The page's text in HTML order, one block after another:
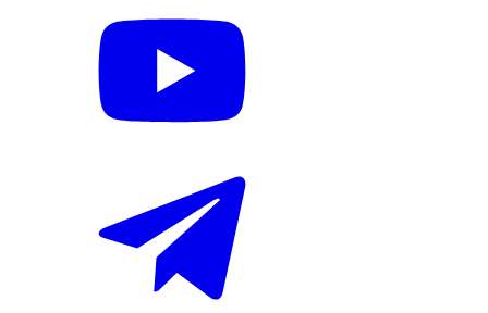
Читайте нас в
Новости Telegram